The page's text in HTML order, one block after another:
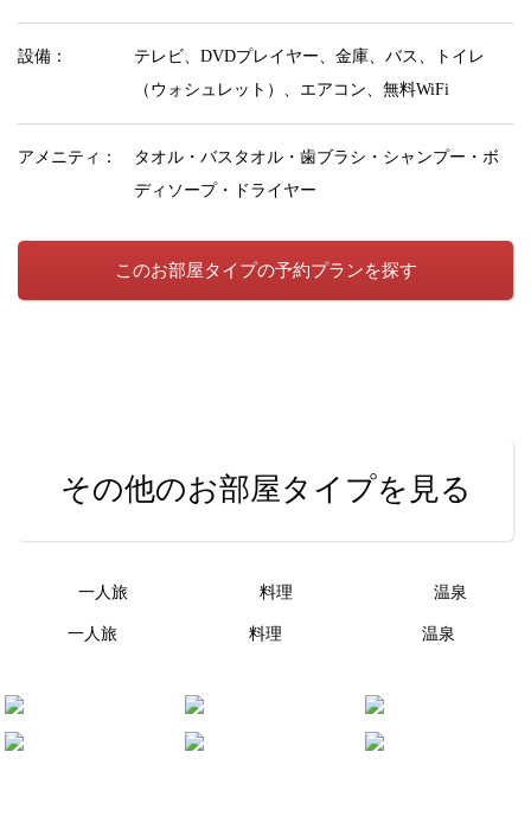
設備：
テレビ、DVDプレイヤー、金庫、バス、トイレ
（ウォシュレット）、エアコン、無料WiFi
アメニティ：
タオル・バスタオル・歯ブラシ・シャンプー・ボ
ディソープ・ドライヤー
このお部屋タイプの予約プランを探す
その他のお部屋タイプを見る
一人旅 料理 温泉